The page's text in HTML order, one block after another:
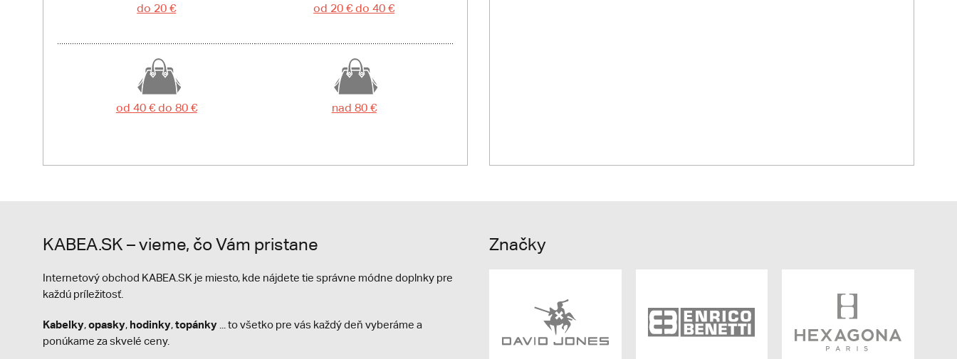
do 20 € od 20 € do 40 €
od 40 € do 80 € nad 80 €
KABEA.SK – vieme, čo Vám pristane
Internetový obchod KABEA.SK je miesto, kde nájdete tie správne módne doplnky pre
každú príležitosť.
Kabelky,opasky, hodinky,topánky ... to všetko pre vás každý deň vyberáme a
ponúkame za skvelé ceny.
Značky